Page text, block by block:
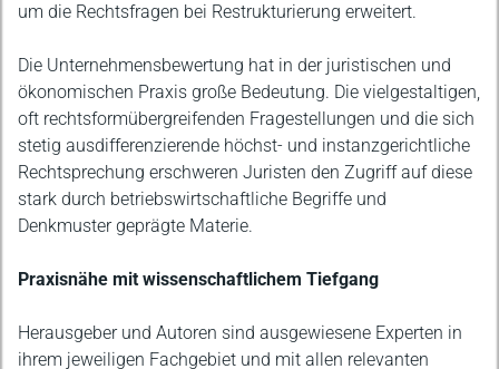
um die Rechtsfragen bei Restrukturierung erweitert.
Die Unternehmensbewertung hat in der juristischen und
ökonomischen Praxis große Bedeutung. Die vielgestaltigen,
oft rechtsformübergreifenden Fragestellungen und die sich
stetig ausdifferenzierende höchst- und instanzgerichtliche
Rechtsprechung erschweren Juristen den Zugriff auf diese
stark durch betriebswirtschaftliche Begriffe und
Denkmuster geprägte Materie.
Praxisnähe mit wissenschaftlichem Tiefgang
Herausgeber und Autoren sind ausgewiesene Experten in
ihrem jeweiligen Fachgebiet und mit allen relevanten